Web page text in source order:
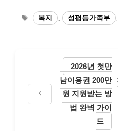
태
그
복지 , 성평등가족부 ,
2026년 첫만
남이용권 200만
원 지원받는 방
법 완벽 가이
드